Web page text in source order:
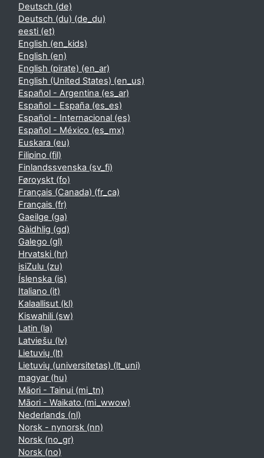
Deutsch ‎(de)‎
Deutsch (du) ‎(de_du)‎
eesti ‎(et)‎
English ‎(en_kids)‎
English ‎(en)‎
English (pirate) ‎(en_ar)‎
English (United States) ‎(en_us)‎
Español - Argentina ‎(es_ar)‎
Español - España ‎(es_es)‎
Español - Internacional ‎(es)‎
Español - México ‎(es_mx)‎
Euskara ‎(eu)‎
Filipino ‎(fil)‎
Finlandssvenska ‎(sv_fi)‎
Føroyskt ‎(fo)‎
Français (Canada) ‎(fr_ca)‎
Français ‎(fr)‎
Gaeilge ‎(ga)‎
Gàidhlig ‎(gd)‎
Galego ‎(gl)‎
Hrvatski ‎(hr)‎
isiZulu ‎(zu)‎
Íslenska ‎(is)‎
Italiano ‎(it)‎
Kalaallisut ‎(kl)‎
Kiswahili ‎(sw)‎
Latin ‎(la)‎
Latviešu ‎(lv)‎
Lietuvių ‎(lt)‎
Lietuvių (universitetas) ‎(lt_uni)‎
magyar ‎(hu)‎
Māori - Tainui ‎(mi_tn)‎
Māori - Waikato ‎(mi_wwow)‎
Nederlands ‎(nl)‎
Norsk - nynorsk ‎(nn)‎
Norsk ‎(no_gr)‎
Norsk ‎(no)‎